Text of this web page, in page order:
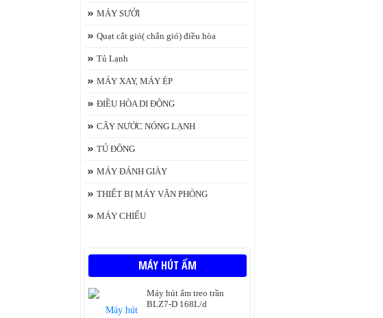
MÁY SƯỞI
Quạt cắt gió( chắn gió) điều hòa
Tủ Lạnh
MÁY XAY, MÁY ÉP
ĐIỀU HÒA DI ĐỘNG
CÂY NƯỚC NÓNG LẠNH
TỦ ĐÔNG
MÁY ĐÁNH GIÀY
THIẾT BỊ MÁY VĂN PHÒNG
MÁY CHIẾU
MÁY HÚT ẨM
Máy hút ẩm treo trần
BLZ7-D 168L/d